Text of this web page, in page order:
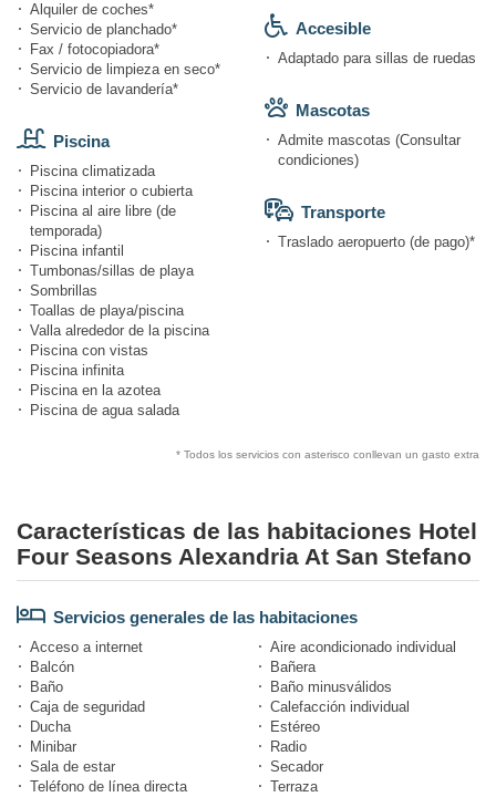
Alquiler de coches*
Servicio de planchado*
Fax / fotocopiadora*
Servicio de limpieza en seco*
Servicio de lavandería*
Piscina
Piscina climatizada
Piscina interior o cubierta
Piscina al aire libre (de
temporada)
Piscina infantil
Tumbonas/sillas de playa
Sombrillas
Toallas de playa/piscina
Valla alrededor de la piscina
Piscina con vistas
Piscina infinita
Piscina en la azotea
Piscina de agua salada
Accesible
Adaptado para sillas de ruedas
Mascotas
Admite mascotas (Consultar
condiciones)
Transporte
Traslado aeropuerto (de pago)*
* Todos los servicios con asterisco conllevan un gasto extra
Características de las habitaciones Hotel
Four Seasons Alexandria At San Stefano
Servicios generales de las habitaciones
Acceso a internet
Aire acondicionado individual
Balcón
Bañera
Baño
Baño minusválidos
Caja de seguridad
Calefacción individual
Ducha
Estéreo
Minibar
Radio
Sala de estar
Secador
Teléfono de línea directa
Terraza